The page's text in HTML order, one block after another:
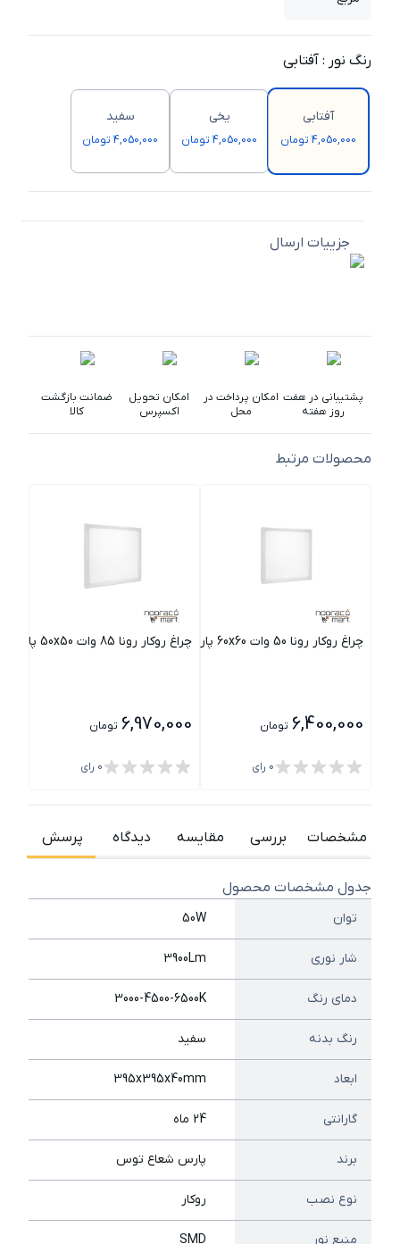
رنگ نور : آفتابی
آفتابی
4,050,000 تومان
یخی
4,050,000 تومان
سفید
4,050,000 تومان
جزییات ارسال
پشتیبانی در هفت
روز هفته
امکان پرداخت در
محل
امکان تحویل
اکسپرس
ضمانت بازگشت
کالا
محصولات مرتبط
چراغ روکار رونا 50 وات 60x60 پارس شعاع توس
6,400,000 تومان
0 رای
چراغ روکار رونا 85 وات 50x50 پارس شعاع توس
6,970,000 تومان
0 رای
مشخصات بررسی مقایسه دیدگاه پرسش
جدول مشخصات محصول
توان 50W
شار نوری 3900Lm
دمای رنگ 3000-4500-6500K
رنگ بدنه سفید
ابعاد 395x395x40mm
گارانتی 24 ماه
برند پارس شعاع توس
نوع نصب روکار
منبع نور SMD